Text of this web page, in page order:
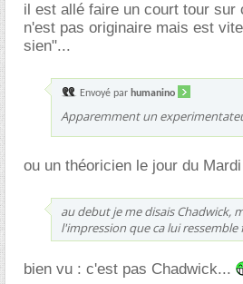
il est allé faire un court tour sur
n'est pas originaire mais est
sien"...
Envoyé par humanino
Apparemment un
ou un théoricien le jour du
au debut je me disais Chadwick,
l'impression que ca lui ressemble
bien vu : c'est pas Chadwick...